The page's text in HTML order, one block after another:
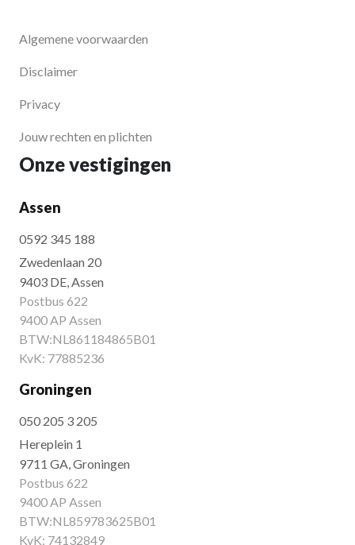
Algemene voorwaarden
Disclaimer
Privacy
Jouw rechten en plichten
Onze vestigingen
Assen
0592 345 188
Zwedenlaan 20
9403 DE, Assen
Postbus 622
9400 AP Assen
BTW:NL861184865B01
KvK: 77885236
Groningen
050 205 3 205
Hereplein 1
9711 GA, Groningen
Postbus 622
9400 AP Assen
BTW:NL859783625B01
KvK: 74132849